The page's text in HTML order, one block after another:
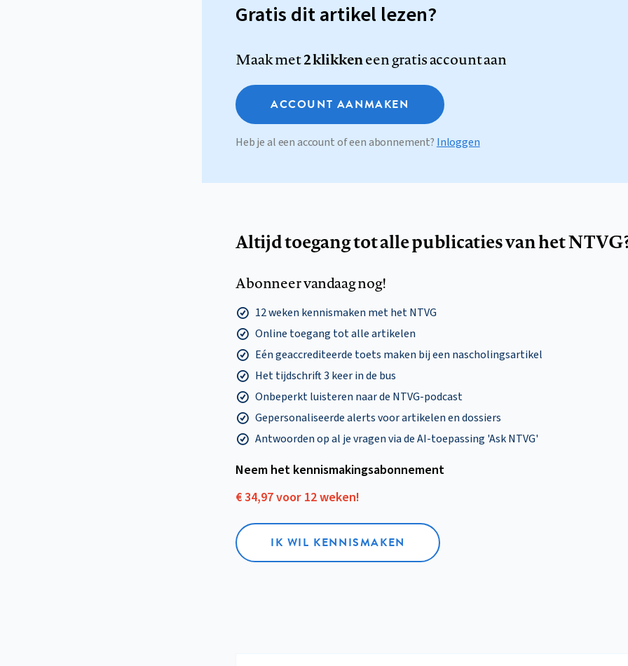
Gratis dit artikel lezen?
Maak met2 klikkeneen gratis account aan
ACCOUNT AANMAKEN
Heb je al een account of een abonnement? Inloggen
Altijd toegang tot alle publicaties van het
Abonneer vandaag nog!
12 weken kennismaken met het NTVG
Online toegang tot alle artikelen
Eén geaccrediteerde toets maken bij een nascholingsartikel
Het tijdschrift 3 keer in de bus
Onbeperkt luisteren naar de NTVG-podcast
Gepersonaliseerde alerts voor artikelen en dossiers
Antwoorden op al je vragen via de AI-toepassing 'Ask NTVG'
Neem het kennismakings­abonnement
€ 34,97 voor 12 weken!
IK WIL KENNISMAKEN